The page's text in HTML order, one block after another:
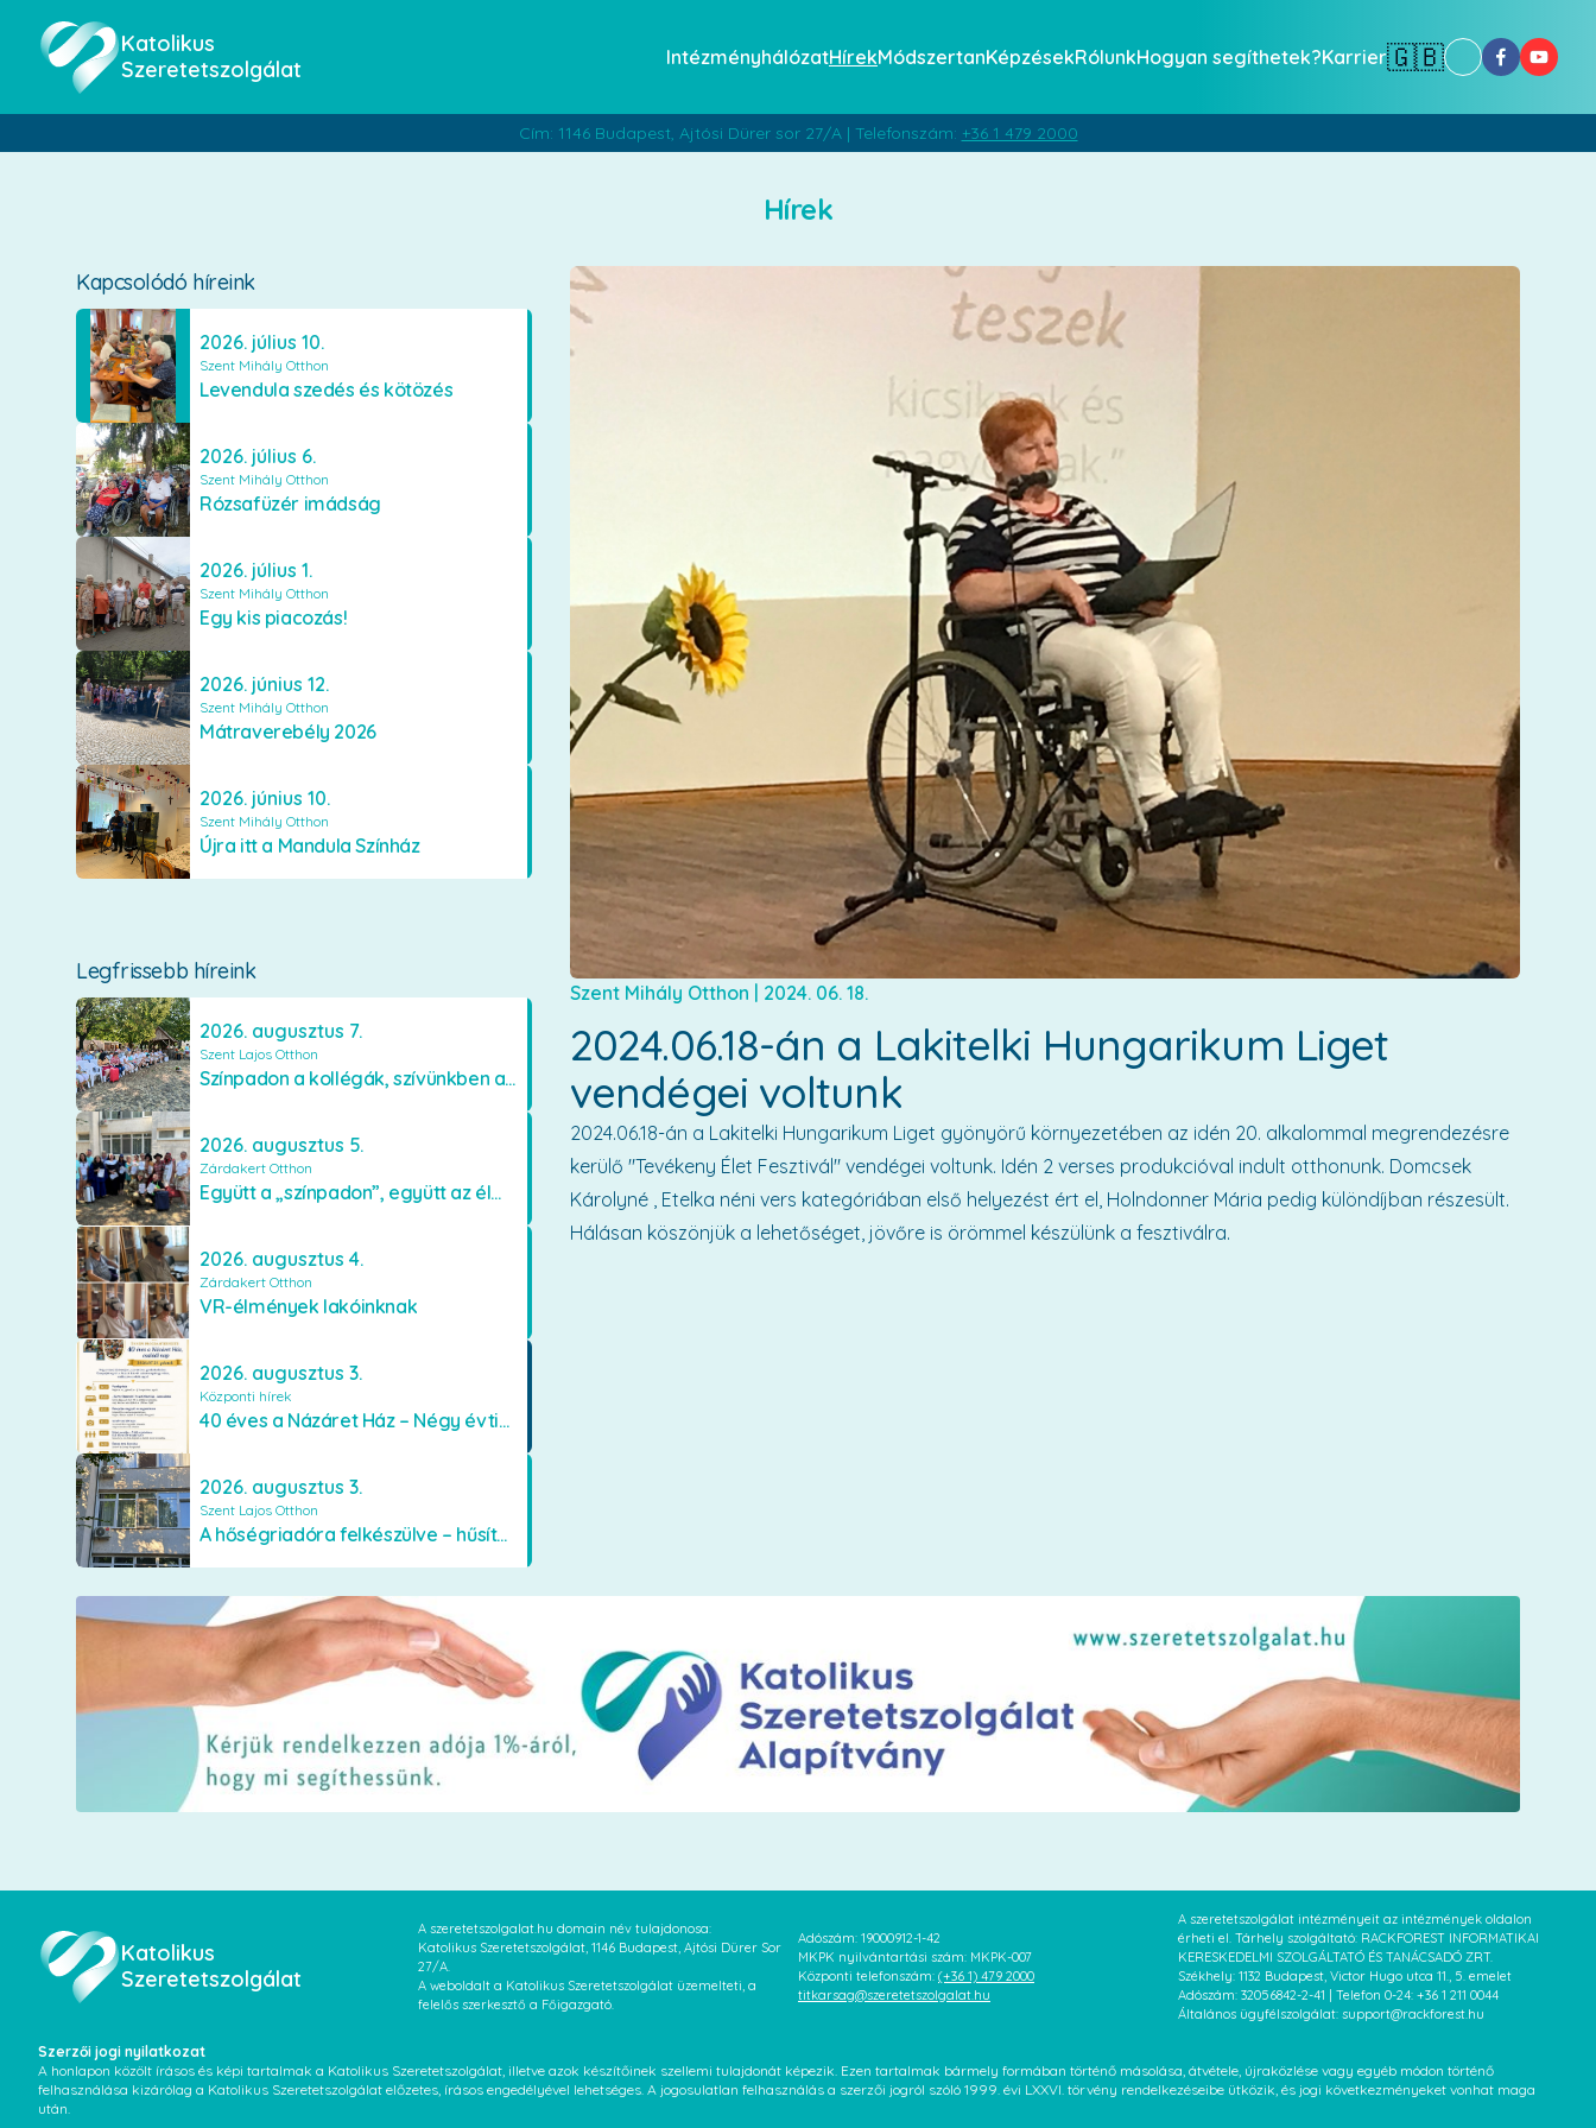
Katolikus
Szeretetszolgálat
IntézményhálózatHírekMódszertanKépzésekRólunkHogyan segíthetek?Karrier🇬🇧
Cím: 1146 Budapest, Ajtósi Dürer sor 27/A | Telefonszám: +36 1 479 2000
Hírek
Kapcsolódó híreink
2026. július 10.
Szent Mihály Otthon
Levendula szedés és kötözés
2026. július 6.
Szent Mihály Otthon
Rózsafüzér imádság
2026. július 1.
Szent Mihály Otthon
Egy kis piacozás!
2026. június 12.
Szent Mihály Otthon
Mátraverebély 2026
2026. június 10.
Szent Mihály Otthon
Újra itt a Mandula Színház
Legfrissebb híreink
2026. augusztus 7.
Szent Lajos Otthon
Színpadon a kollégák, szívünkben a lakók
2026. augusztus 5.
Zárdakert Otthon
Együtt a „színpadon”, együtt az élményekért 🎭✨
2026. augusztus 4.
Zárdakert Otthon
VR-élmények lakóinknak
2026. augusztus 3.
Központi hírek
40 éves a Názáret Ház – Négy évtized szeretetben és gondoskodásban
2026. augusztus 3.
Szent Lajos Otthon
A hőségriadóra felkészülve – hűsítő fejlesztések a Szent Lajos Otthonban
Szent Mihály Otthon | 2024. 06. 18.
2024.06.18-án a Lakitelki Hungarikum Liget
vendégei voltunk
2024.06.18-án a Lakitelki Hungarikum Liget gyönyörű környezetében az idén 20. alkalommal megrendezésre
kerülő "Tevékeny Élet Fesztivál" vendégei voltunk. Idén 2 verses produkcióval indult otthonunk. Domcsek
Károlyné , Etelka néni vers kategóriában első helyezést ért el, Holndonner Mária pedig különdíjban részesült.
Hálásan köszönjük a lehetőséget, jövőre is örömmel készülünk a fesztiválra.
Katolikus
Szeretetszolgálat
A szeretetszolgalat.hu domain név tulajdonosa:
Katolikus Szeretetszolgálat, 1146 Budapest, Ajtósi Dürer Sor
27/A.
A weboldalt a Katolikus Szeretetszolgálat üzemelteti, a
felelős szerkesztő a Főigazgató.
Adószám: 19000912-1-42
MKPK nyilvántartási szám: MKPK-007
Központi telefonszám: (+36 1) 479 2000
titkarsag@szeretetszolgalat.hu
A szeretetszolgálat intézményeit az intézmények oldalon
érheti el. Tárhely szolgáltató: RACKFOREST INFORMATIKAI
KERESKEDELMI SZOLGÁLTATÓ ÉS TANÁCSADÓ ZRT.
Székhely: 1132 Budapest, Victor Hugo utca 11., 5. emelet
Adószám: 32056842-2-41 | Telefon 0-24: +36 1 211 0044
Általános ügyfélszolgálat: support@rackforest.hu
Szerzői jogi nyilatkozat
A honlapon közölt írásos és képi tartalmak a Katolikus Szeretetszolgálat, illetve azok készítőinek szellemi tulajdonát képezik. Ezen tartalmak bármely formában történő másolása, átvétele, újraközlése vagy egyéb módon történő
felhasználása kizárólag a Katolikus Szeretetszolgálat előzetes, írásos engedélyével lehetséges. A jogosulatlan felhasználás a szerzői jogról szóló 1999. évi LXXVI. törvény rendelkezéseibe ütközik, és jogi következményeket vonhat maga
után.